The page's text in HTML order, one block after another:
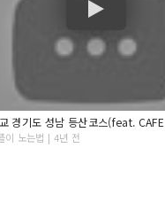
경기도 성남 등산코스(feat.
이 노는법 | 4년 전